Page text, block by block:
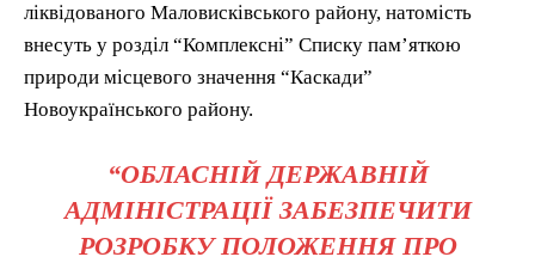
ліквідованого Маловисківського району, натомість
внесуть у розділ “Комплексні” Списку пам’яткою
природи місцевого значення “Каскади”
Новоукраїнського району.
“ОБЛАСНІЙ ДЕРЖАВНІЙ
АДМІНІСТРАЦІЇ ЗАБЕЗПЕЧИТИ
РОЗРОБКУ ПОЛОЖЕННЯ ПРО